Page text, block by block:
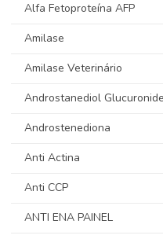
Alfa Fetoproteína AFP
Amilase
Amilase Veterinário
Androstanediol
Androstenediona
Anti Actina
Anti CCP
ANTI ENA PAINEL